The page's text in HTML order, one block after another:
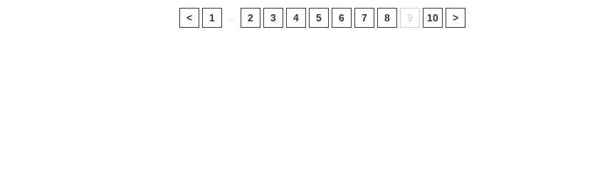
< 1 2 3 4 5 6 7 8 9 10 >